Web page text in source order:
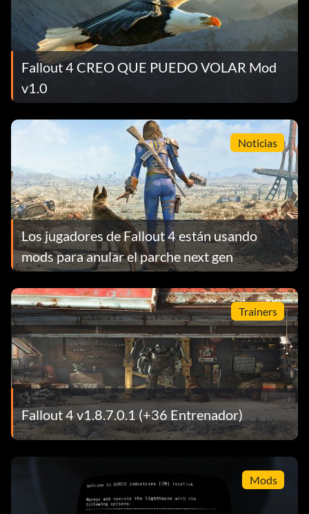
Fallout 4 CREO QUE PUEDO VOLAR Mod
v1.0
Noticias
Los jugadores de Fallout 4 están usando
mods para anular el parche next gen
Trainers
Fallout 4 v1.8.7.0.1 (+36 Entrenador)
Mods